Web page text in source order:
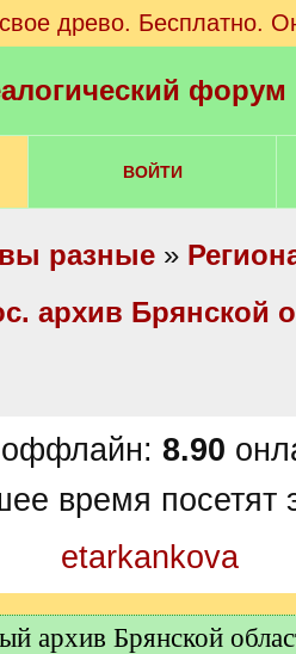
древо. Бесплатно.
ВОЙТИ
разные »
архив Брянской
оффлайн: 8.90
время посетят
etarkankova
архив Брянской